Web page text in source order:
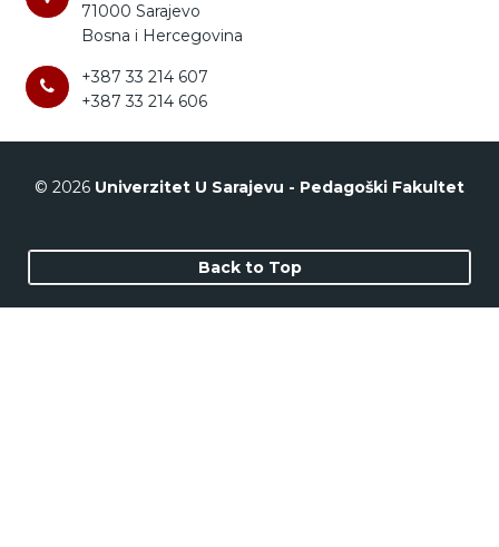
71000 Sarajevo
Bosna i Hercegovina
+387 33 214 607
+387 33 214 606
© 2026 Univerzitet U Sarajevu - Pedagoški Fakultet
Back to Top